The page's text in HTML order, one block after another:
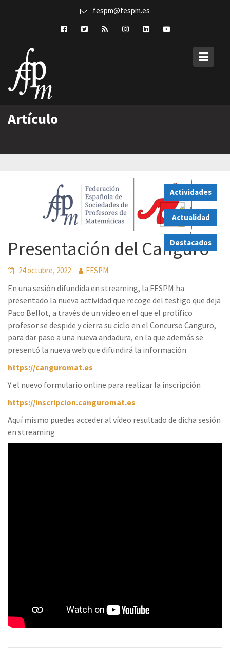
fespm@fespm.es
Artículo
Actividades
,
Actualidad
,
Destacados
Presentación del Canguro
24 octubre, 2022 FESPM
En una sesión difundida en streaming, la FESPM ha
presentado la nueva actividad que recoge del testigo que deja
Paco Bellot, a través de un vídeo en el que el prolífico
profesor se despide y cierra su ciclo en el Concurso Canguro,
para dar paso a una nueva andadura, en la que además se
presentó la nueva web que difundirá la información
https://canguromat.es
Y el nuevo formulario online para realizar la inscripción
https://inscripcion.canguromat.es
Aquí mismo puedes acceder al vídeo resultado de dicha sesión
en streaming